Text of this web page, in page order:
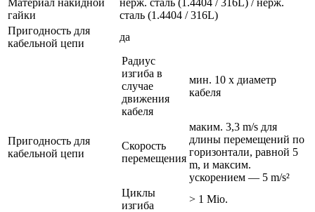
гайки
сталь (1.4404 / 316L)
Пригодность для
кабельной цепи
да
Пригодность для
кабельной цепи
Радиус
изгиба в
случае
движения
кабеля
мин. 10 x диаметр
кабеля
Скорость
перемещения
маким. 3,3 m/s для
длины перемещений по
горизонтали, равной 5
m, и максим.
ускорением — 5 m/s²
Циклы
изгиба
> 1 Mio.